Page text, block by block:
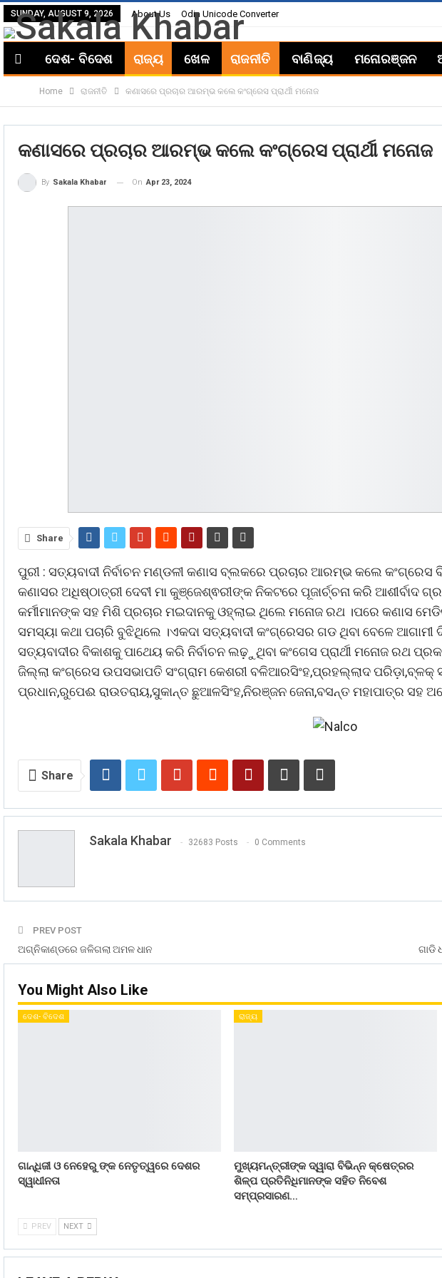
SUNDAY, AUGUST 9, 2026 About Us Odia Unicode Converter
ଦେଶ- ବିଦେଶ ରାଜ୍ୟ ଖେଳ ରାଜନୀତି ବାଣିଜ୍ୟ ମନୋରଞ୍ଜନ
Home ରାଜନୀତି କଣାସରେ ପ୍ରଚାର ଆରମ୍ଭ କଲେ କଂଗ୍ରେସ ପ୍ରାର୍ଥୀ ମନୋଜ
କଣାସରେ ପ୍ରଚାର ଆରମ୍ଭ କଲେ କଂଗ୍ରେସ ପ୍ରାର୍ଥୀ ମନୋଜ
By Sakala Khabar On Apr 23, 2024
Share
ପୁରୀ : ସତ୍ୟବାଦୀ ନିର୍ବାଚନ ମଣ୍ଡଳୀ କଣାସ ବ୍ଲକରେ ପ୍ରଚାର ଆରମ୍ଭ କଲେ କଂଗ୍ରେସ
କଣାସର ଅଧିଷ୍ଠାତ୍ରୀ ଦେବୀ ମା କୁଞ୍ଜେଶ୍ଵରୀଙ୍କ ନିକଟରେ ପୂଜାର୍ଚ୍ଚନା କରି ଆଶୀର୍ବାଦ
କର୍ମୀମାନଙ୍କ ସହ ମିଶି ପ୍ରଚାର ମଇଦାନକୁ ଓହ୍ଲାଇ ଥିଲେ ମନୋଜ ରଥ ।ପରେ କଣାସ
ସମସ୍ୟା କଥା ପଚାରି ବୁଝିଥିଲେ ।ଏକଦା ସତ୍ୟବାଦୀ କଂଗ୍ରେସର ଗଡ ଥିବା ବେଳେ
ସତ୍ୟବାଦୀର ବିକାଶକୁ ପାଥେୟ କରି ନିର୍ବାଚନ ଲଢ଼ୁଥିବା କଂଗେସ ପ୍ରାର୍ଥୀ ମନୋଜ ରଥ
ଜିଲ୍ଲା କଂଗ୍ରେସ ଉପସଭାପତି ସଂଗ୍ରାମ କେଶରୀ ବଳିଆରସିଂହ,ପ୍ରହଲ୍ଲାଦ ପରିଡ଼ା,ବ୍ଳକ୍
ପ୍ରଧାନ,ରୁପେଈ ରାଉତରାୟ,ସୁକାନ୍ତ ଛୁଆଳସିଂହ,ନିରଞ୍ଜନ ଜେନା,ବସନ୍ତ ମହାପାତ୍ର ସହ
Share
Sakala Khabar 32683 Posts 0 Comments
PREV POST
ଅଗ୍ନିକାଣ୍ଡରେ ଜଳିଗଲା ଅମଳ ଧାନ ଗାଡି
You Might Also Like
ଦେଶ- ବିଦେଶ
ଗାନ୍ଧିଜୀ ଓ ନେହେରୁ ଙ୍କ ନେତୃତ୍ୱରେ ଦେଶର
ସ୍ୱାଧୀନତା
ରାଜ୍ୟ
ମୁଖ୍ୟମନ୍ତ୍ରୀଙ୍କ ଦ୍ୱାରା ବିଭିନ୍ନ କ୍ଷେତ୍ରର
ଶିଳ୍ପ ପ୍ରତିନିଧିମାନଙ୍କ ସହିତ ନିବେଶ
ସମ୍ପ୍ରସାରଣ…
PREV NEXT